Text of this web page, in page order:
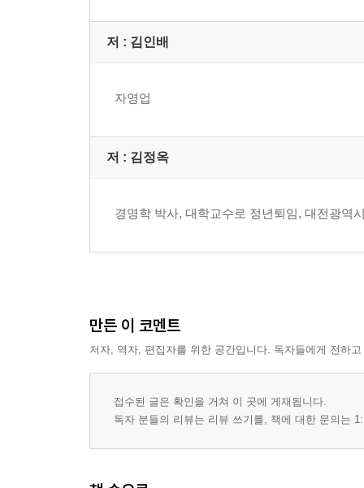
박철남
시작노트 | 미시즈 제라늄 | 신병교육대
시작노트 | 밤송이처럼 | 가을
시작노트 | 새우젓 상념想念 | 봉숭아
저 : 김인배
자영업
저 : 김정옥
경영학 박사, 대학교수로 정년퇴임, 대전광역
만든 이 코멘트
저자, 역자, 편집자를 위한 공간입니다. 독자들에게 전하
접수된 글은 확인을 거쳐 이 곳에 게재됩니다.
독자 분들의 리뷰는 리뷰 쓰기를, 책에 대한 문의는